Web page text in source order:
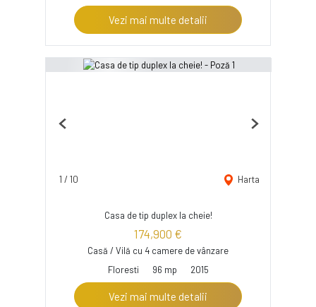
Vezi mai multe detalii
1 / 10 Harta
Previous Next
Casa de tip duplex la cheie!
174,900 €
Casă / Vilă cu 4 camere de vânzare
Floresti
96 mp 2015
Vezi mai multe detalii